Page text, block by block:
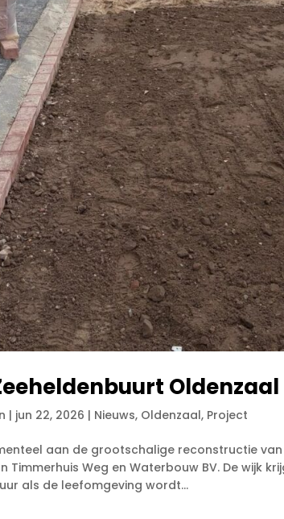
| jun 22, 2026 | Nieuws, Oldenzaal, Project
aan de grootschalige reconstructie
Timmerhuis Weg en Waterbouw BV. De wijk
als de leefomgeving wordt...